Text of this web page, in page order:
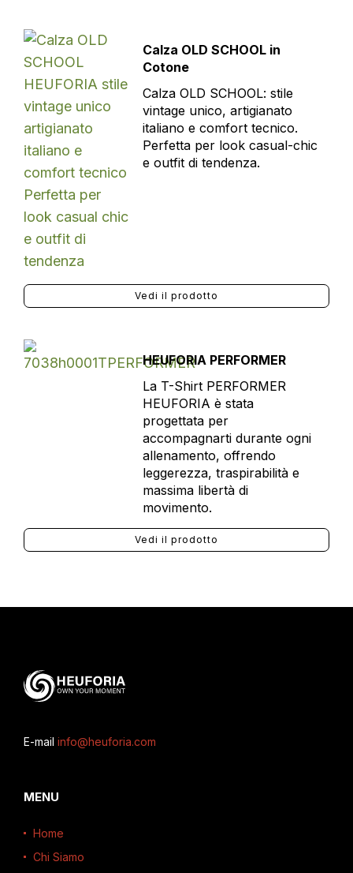
Calza OLD SCHOOL in
Cotone
Calza OLD SCHOOL: stile
vintage unico, artigianato
italiano e comfort tecnico.
Perfetta per look casual-chic
e outfit di tendenza.
Vedi il prodotto
HEUFORIA PERFORMER
La T-Shirt PERFORMER
HEUFORIA è stata
progettata per
accompagnarti durante ogni
allenamento, offrendo
leggerezza, traspirabilità e
massima libertà di
movimento.
Vedi il prodotto
E-mail info@heuforia.com
MENU
Home
Chi Siamo